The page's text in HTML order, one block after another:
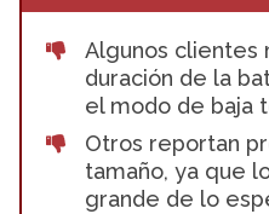
Algunos clientes
duración de la
el modo de baja
Otros reportan
tamaño, ya que
grande de lo